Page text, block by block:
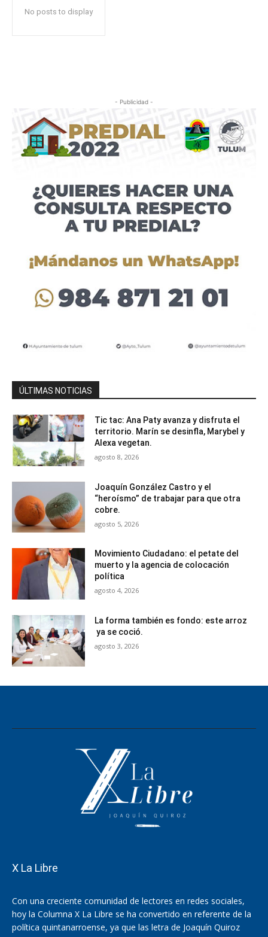
No posts to display
- Publicidad -
ÚLTIMAS NOTICIAS
Tic tac: Ana Paty avanza y disfruta el
territorio. Marín se desinfla, Marybel y
Alexa vegetan.
agosto 8, 2026
Joaquín González Castro y el
“heroísmo” de trabajar para que otra
cobre.
agosto 5, 2026
Movimiento Ciudadano: el petate del
muerto y la agencia de colocación
política
agosto 4, 2026
La forma también es fondo: este arroz
ya se coció.
agosto 3, 2026
X La Libre
Con una creciente comunidad de lectores en redes sociales,
hoy la Columna X La Libre se ha convertido en referente de la
política quintanarroense, ya que las letra de Joaquín Quiroz